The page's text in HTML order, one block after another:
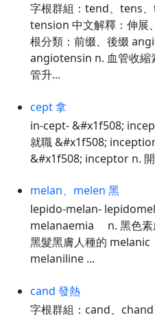
字根群組：tend、tens
tension 中文解釋：伸展
根分類：前缀、後缀
angiotensin n. 血管收縮
管升...
cept 拿
in-cept- &#x1f508;
就職 &#x1f508;
&#x1f508; inceptor n.
melan、melen 黑
lepido-melan-
melanaemia n. 黑色
黑髮黑膚人種的
melaniline ...
cand 發熱
字根群組：cand、